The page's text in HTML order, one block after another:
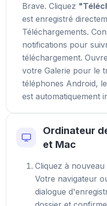
Brave. Cliquez
est enregistré
Téléchargements.
notifications pour
téléchargement.
votre Galerie pour le
téléphones Android,
est automatiquement
Ordinateur
et Mac
Cliquez à nouveau
Votre navigateur
dialogue